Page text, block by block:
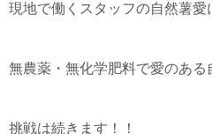
現地で働くスタッフの自然薯愛
無農薬・無化学肥料で愛のあ
挑戦は続きます！！